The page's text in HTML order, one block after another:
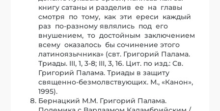
книгу сатаны и разделив ее на главы
смотря по тому, как эти ереси каждый
раз по-разному являлись под его
внушением, то достойным заключением
всему оказалось бы сочинение этого
латиноязычника» (свт. Григорий Палама.
Триады. III, 1, 3-8; III, 3, 16. Цит. по изд.: Св.
Григорий Палама. Триады в защиту
священно-безмолвствующих. М., «Канон»,
1995).
Бернацкий М.М. Григорий Палама.